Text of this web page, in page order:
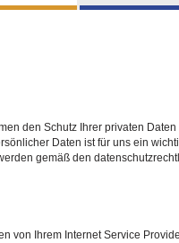
den Schutz Ihrer privaten
Daten ist für uns ein
gemäß den
von Ihrem Internet Service